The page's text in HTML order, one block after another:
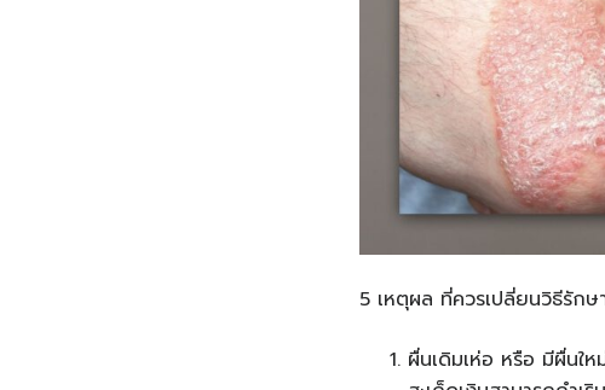
5 เหตุผล ที่ควรเปลี่ยนวิธีรักษ
ผื่นเดิมเห่อ หรือ มีผื่นให